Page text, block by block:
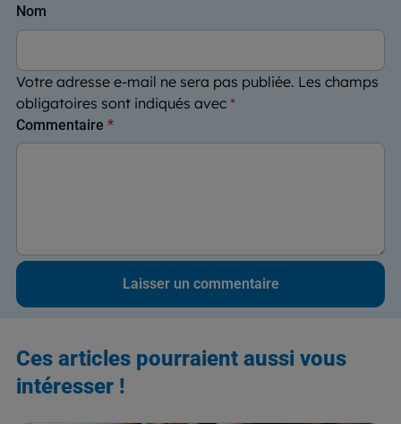
Votre adresse e-mail ne sera pas publiée. Les champs
obligatoires sont indiqués avec *
Nom
Commentaire *
Ces articles pourraient aussi vous
intéresser !